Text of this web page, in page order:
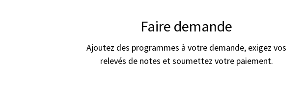
Faire demande
Ajoutez des programmes à votre demande, exigez vos
relevés de notes et soumettez votre paiement.